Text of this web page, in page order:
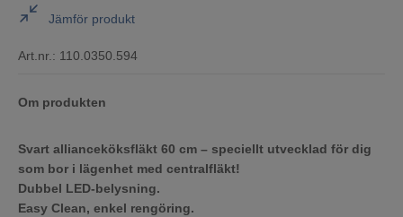
Jämför produkt
Art.nr.: 110.0350.594
Om produkten
Svart allianceköksfläkt 60 cm – speciellt utvecklad för dig
som bor i lägenhet med centralfläkt!
Dubbel LED-belysning.
Easy Clean, enkel rengöring.